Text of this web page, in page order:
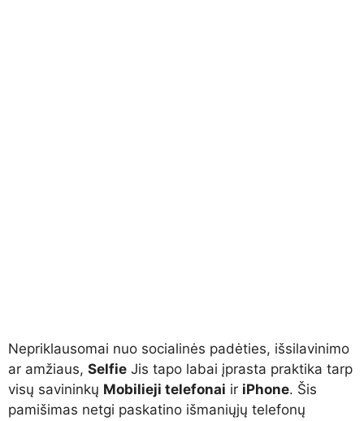
Nepriklausomai nuo socialinės padėties, išsilavinimo
ar amžiaus, Selfie Jis tapo labai įprasta praktika tarp
visų savininkų Mobilieji telefonai ir iPhone. Šis
pamišimas netgi paskatino išmaniųjų telefonų